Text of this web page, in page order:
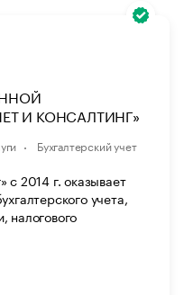
И КОНСАЛТИНГ»
Бухгалтерский учет
с 2014 г. оказывает
учета,
налогового